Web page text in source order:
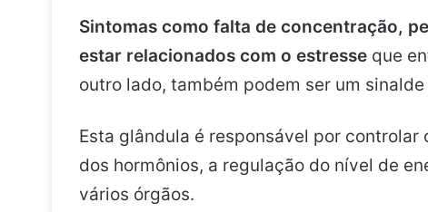
Sintomas como falta de concentração,
estar relacionados com o estresse que
outro lado, também podem ser um
Esta glândula é responsável por
dos hormônios, a regulação do nível de
vários órgãos.